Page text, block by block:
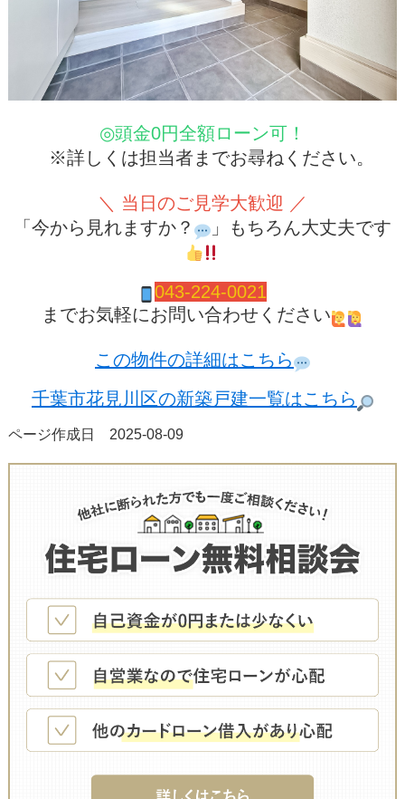
◎頭金0円全額ローン可！
※詳しくは担当者までお尋ねください。
＼ 当日のご見学大歓迎 ／
「今から見れますか？
」もちろん大丈夫です
043-224-0021
までお気軽にお問い合わせください
この物件の詳細はこちら
千葉市花見川区の新築戸建一覧はこちら
ページ作成日 2025-08-09